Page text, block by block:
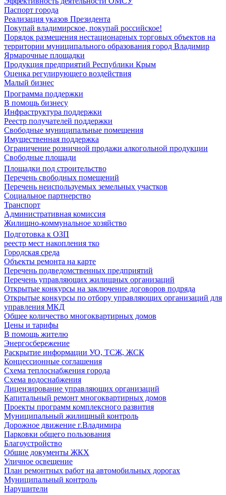
Паспорт города
Реализация указов Президента
Покупай владимирское, покупай российское!
Порядок размещения нестационарных торговых объектов на
территории муниципального образования город Владимир
Ярмарочные площадки
Продукция предприятий Республики Крым
Оценка регулирующего воздействия
Малый бизнес
Программа поддержки
В помощь бизнесу
Инфраструктура поддержки
Реестр получателей поддержки
Свободные муниципальные помещения
Имущественная поддержка
Ограничение розничной продажи алкогольной продукции
Свободные площади
Площадки под строительство
Перечень свободных помещений
Перечень неиспользуемых земельных участков
Социальное партнерство
Транспорт
Административная комиссия
Жилищно-коммунальное хозяйство
Подготовка к ОЗП
реестр мест накопления тко
Городская среда
Объекты ремонта на карте
Перечень подведомственных предприятий
Перечень управляющих жилищных организаций
Открытые конкурсы на заключение договоров подряда
Открытые конкурсы по отбору управляющих организаций для
управления МКД
Общее количество многоквартирных домов
Цены и тарифы
В помощь жителю
Энергосбережение
Раскрытие информации УО, ТСЖ, ЖСК
Концессионные соглашения
Схема теплоснабжения города
Схема водоснабжения
Лицензирование управляющих организаций
Капитальный ремонт многоквартирных домов
Проекты программ комплексного развития
Муниципальный жилищный контроль
Дорожное движение г.Владимира
Парковки общего пользования
Благоустройство
Общие документы ЖКХ
Уличное освещение
План ремонтных работ на автомобильных дорогах
Муниципальный контроль
Нарушители